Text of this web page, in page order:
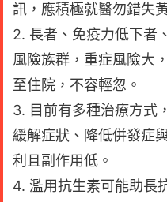
訊，應積極就醫勿錯失
2. 長者、免疫力低下者
風險族群，重症風險大
至住院，不容輕忽。
3. 目前有多種治療方式
緩解症狀、降低併發症
利且副作用低。
4. 濫用抗生素可能助長